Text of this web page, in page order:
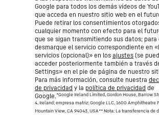
Google para todos los demás vídeos de
que acceda en nuestro sitio web en el
Puede retirar los consentimientos
cualquier momento con efecto para el
que se sigan transmitiendo sus datos; para
desmarque el servicio correspondiente en
servicios (opcional)» en los ajustes (se
acceder posteriormente también a través
Settings» en el pie de página de nuestro
Para más información, consulte nuestra
de privacidad y la política de privacidad de
Google.*Google Ireland Limited, Gordon House, Barrow
4, Ireland; empresa matriz: Google LLC, 1600 Amphitheatre
Mountain View, CA 94043, USA** Nota: La transferencia de